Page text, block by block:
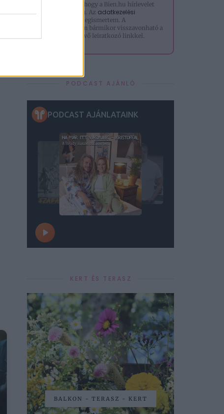
Hozzájárulok, hogy a Bien.hu hírlevelet
küldjön nekem. Az adatkezelési
megismertem. A
hozzájárulásom bármikor visszavonható a
levelek alján lévő leiratkozó linkkel.
PODCAST AJÁNLÓ
KERT ÉS TERASZ
BALKON - TERASZ - KERT